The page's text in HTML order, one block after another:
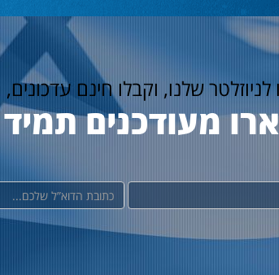
שלנו, וקבלו חינם
מעודכנים
דוא"ל